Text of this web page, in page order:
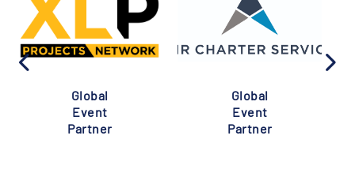
Global
Event
Partner
Global
Event
Partner